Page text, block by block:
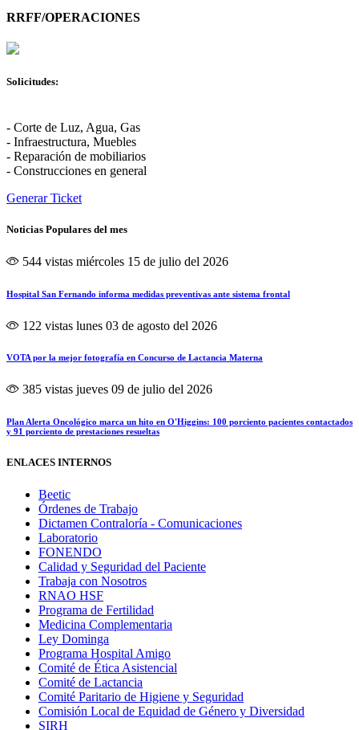
RRFF/OPERACIONES
Solicitudes:
- Corte de Luz, Agua, Gas
- Infraestructura, Muebles
- Reparación de mobiliarios
- Construcciones en general
Generar Ticket
Noticias Populares del mes
544 vistas miércoles 15 de julio del 2026
Hospital San Fernando informa medidas preventivas ante sistema frontal
122 vistas lunes 03 de agosto del 2026
VOTA por la mejor fotografía en Concurso de Lactancia Materna
385 vistas jueves 09 de julio del 2026
Plan Alerta Oncológico marca un hito en O'Higgins: 100 porciento pacientes contactados
y 91 porciento de prestaciones resueltas
ENLACES INTERNOS
Beetic
Órdenes de Trabajo
Dictamen Contraloría - Comunicaciones
Laboratorio
FONENDO
Calidad y Seguridad del Paciente
Trabaja con Nosotros
RNAO HSF
Programa de Fertilidad
Medicina Complementaria
Ley Dominga
Programa Hospital Amigo
Comité de Ética Asistencial
Comité de Lactancia
Comité Paritario de Higiene y Seguridad
Comisión Local de Equidad de Género y Diversidad
SIRH